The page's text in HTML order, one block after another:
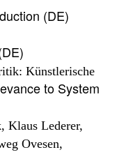
Künstlerische
to System
Klaus Lederer,
Ovesen,